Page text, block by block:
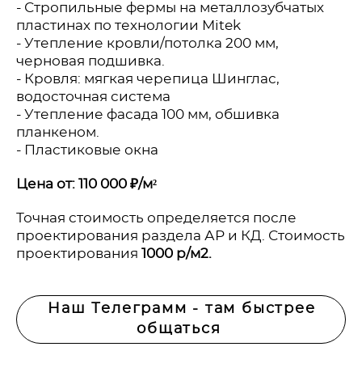
- Стропильные фермы на металлозубчатых
пластинах по технологии Mitek
- Утепление кровли/потолка 200 мм,
черновая подшивка.
- Кровля: мягкая черепица Шинглас,
водосточная система
- Утепление фасада 100 мм, обшивка
планкеном.
- Пластиковые окна
Цена от: 110 000 ₽/м²
Точная стоимость определяется после
проектирования раздела АР и КД. Стоимость
проектирования 1000 р/м2.
Наш Телеграмм - там быстрее
общаться